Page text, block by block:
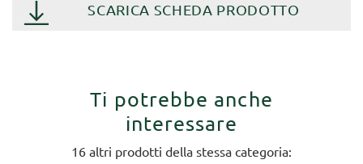
SCARICA SCHEDA PRODOTTO
Ti potrebbe anche
interessare
16 altri prodotti della stessa categoria: